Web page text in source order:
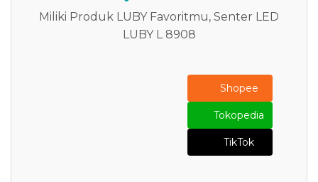
Miliki Produk LUBY Favoritmu, Senter LED
LUBY L 8908
Shopee
Tokopedia
TikTok